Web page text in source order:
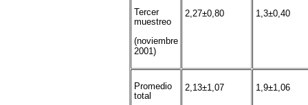
Tercer
muestreo
(noviembre
2001)
2,27±0,80 1,3±0,40
Promedio
total
2,13±1,07 1,9±1,06